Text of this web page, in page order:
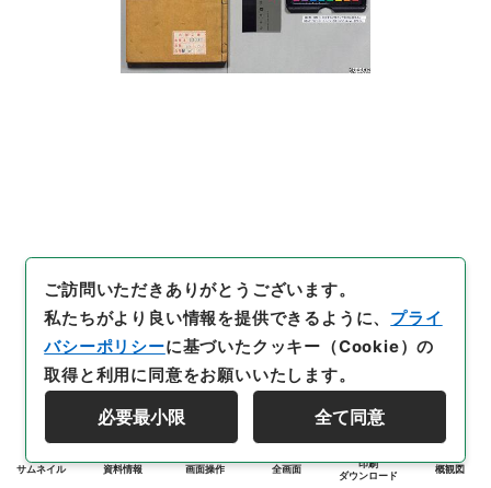
サムネイル 資料情報 画面操作 全画面
印刷
ダウンロード
概観図
ご訪問いただきありがとうございます。
私たちがより良い情報を提供できるように、 プライ
バシーポリシーに基づいたクッキー（Cookie）の
取得と利用に同意をお願いいたします。
必要最小限 全て同意